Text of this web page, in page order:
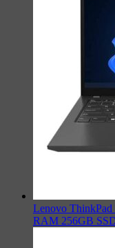
Lenovo
RAM 256GB